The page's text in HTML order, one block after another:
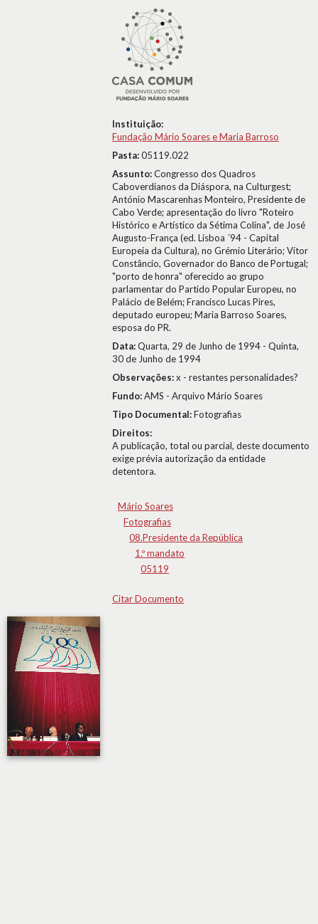
Instituição:
Fundação Mário Soares e Maria Barroso
Pasta:05119.022
Assunto:Congresso dos Quadros
Caboverdianos da Diáspora, na Culturgest;
António Mascarenhas Monteiro, Presidente de
Cabo Verde; apresentação do livro "Roteiro
Histórico e Artístico da Sétima Colina", de José
Augusto-França (ed. Lisboa ´94 - Capital
Europeia da Cultura), no Grémio Literário; Vítor
Constâncio, Governador do Banco de Portugal;
"porto de honra" oferecido ao grupo
parlamentar do Partido Popular Europeu, no
Palácio de Belém; Francisco Lucas Pires,
deputado europeu; Maria Barroso Soares,
esposa do PR.
Data:Quarta, 29 de Junho de 1994 - Quinta,
30 de Junho de 1994
Observações:x - restantes personalidades?
Fundo:AMS - Arquivo Mário Soares
Tipo Documental:Fotografias
Direitos:
A publicação, total ou parcial, deste documento
exige prévia autorização da entidade
detentora.
Mário Soares
Fotografias
08.Presidente da República
1.º mandato
05119
Citar Documento